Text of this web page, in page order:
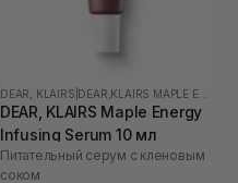
DEAR, KLAIRS
DEAR, KLAIRS Maple Energy
Infusing Serum 10 мл
Питательный серум с кленовым
соком